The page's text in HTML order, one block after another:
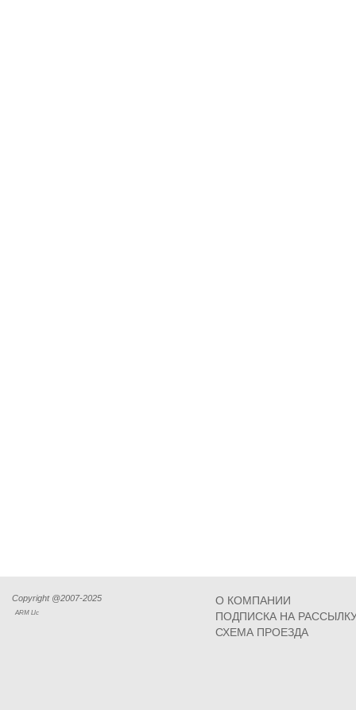
Copyright @2007-2025
ARM Llc
О КОМПАНИИ
ПОДПИСКА НА
СХЕМА ПРОЕЗДА